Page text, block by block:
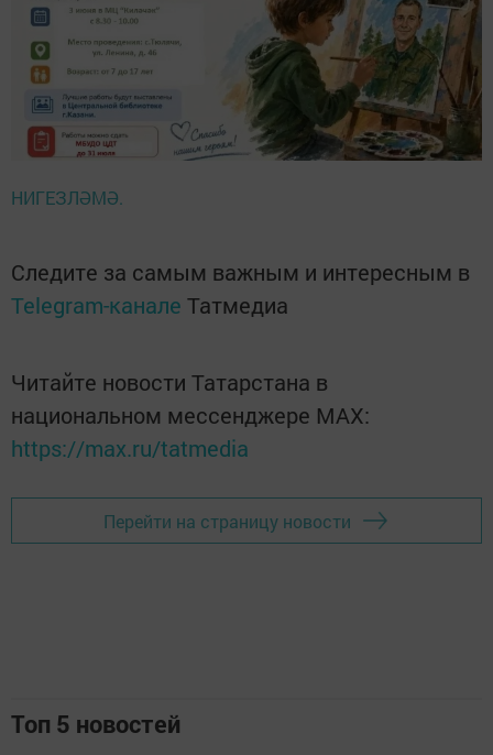
НИГЕЗЛӘМӘ.
Следите за самым важным и интересным в
Telegram-канале Татмедиа
Читайте новости Татарстана в
национальном мессенджере MАХ:
https://max.ru/tatmedia
Перейти на страницу новости
Топ 5 новостей